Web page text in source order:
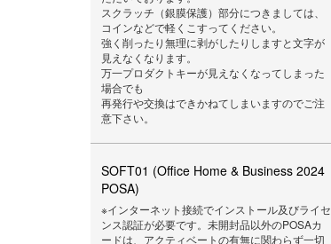
スクラッチ（銀膜保護）部分につきましては、
コインなどで軽くこすってください。
強く削ったり無理に剥がしたりしますと文字が
見えなくなります。
万一プロダクトキーが見えなくなってしまった
場合でも
再発行や交換はできかねてしまいますのでご注
意下さい。
SOFT01 (Office Home & Business 2024
POSA)
※インターネット接続でインストール及びライセ
ンス認証が必要です。未開封品以外のPOSAカ
ードは、アクティベートの有無に関わらず一切